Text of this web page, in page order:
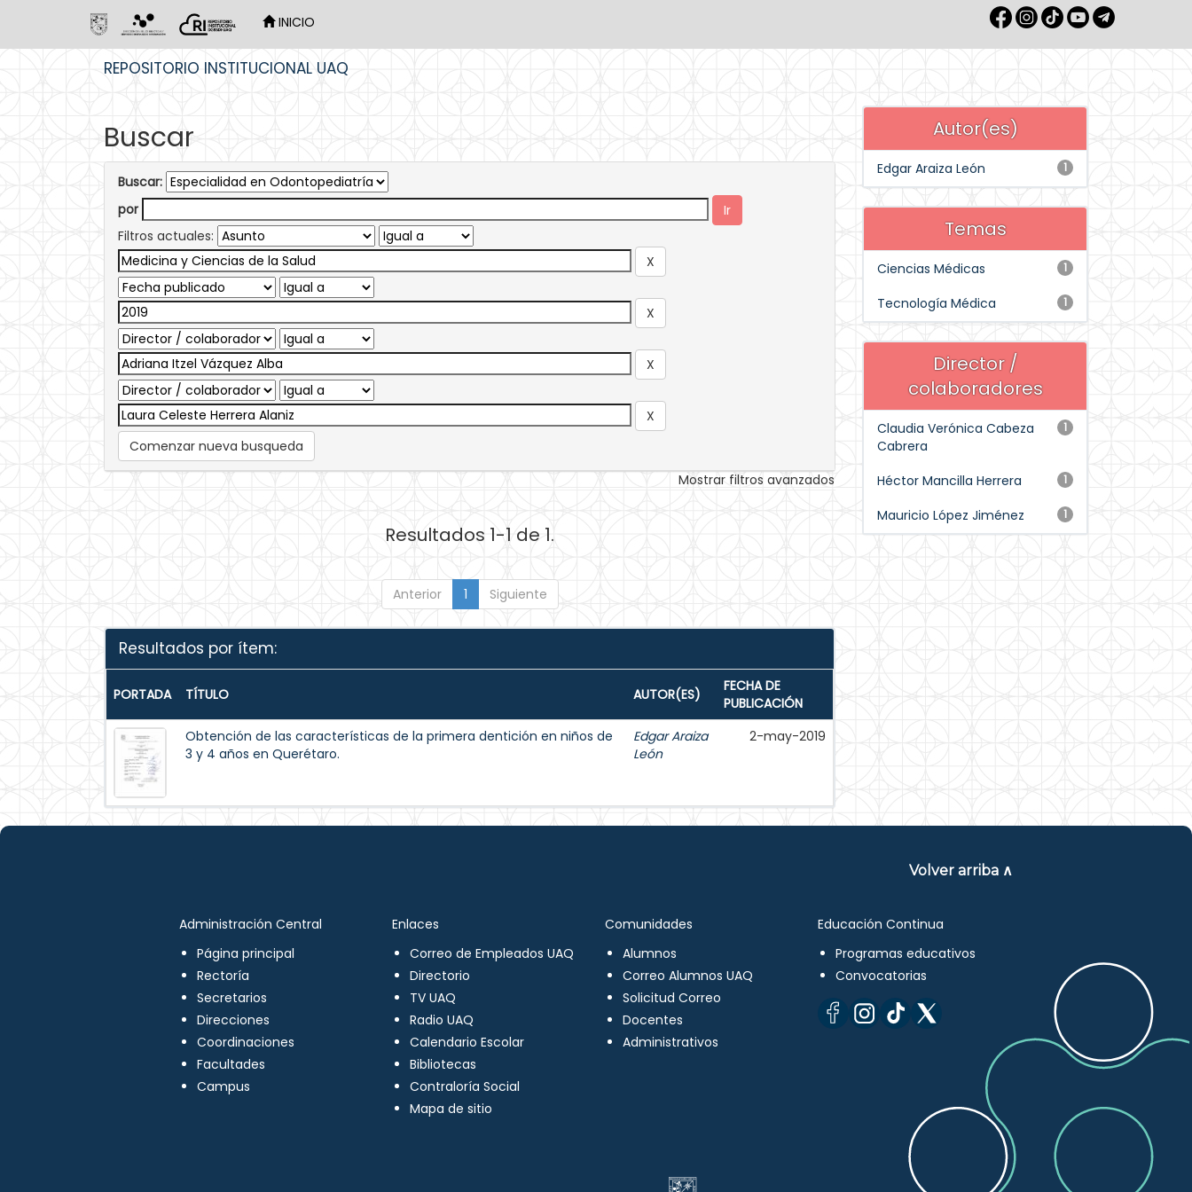
INICIO
REPOSITORIO INSTITUCIONAL UAQ
Buscar
Buscar:
por
Filtros actuales:
Comenzar nueva busqueda
Mostrar filtros avanzados
Resultados 1-1 de 1.
Anterior 1 Siguiente
Resultados por ítem:
PORTADA TÍTULO AUTOR(ES)
FECHA DE
PUBLICACIÓN
Obtención de las características de la primera dentición en niños de
3 y 4 años en Querétaro.
Edgar Araiza
León
2-may-2019
Autor(es)
1
Edgar Araiza León
Temas
1
Ciencias Médicas
1
Tecnología Médica
Director /
colaboradores
1
Claudia Verónica Cabeza
Cabrera
1
Héctor Mancilla Herrera
1
Mauricio López Jiménez
Volver arriba ∧
Administración Central
Página principal
Rectoría
Secretarios
Direcciones
Coordinaciones
Facultades
Campus
Enlaces
Correo de Empleados UAQ
Directorio
TV UAQ
Radio UAQ
Calendario Escolar
Bibliotecas
Contraloría Social
Mapa de sitio
Comunidades
Alumnos
Correo Alumnos UAQ
Solicitud Correo
Docentes
Administrativos
Educación Continua
Programas educativos
Convocatorias